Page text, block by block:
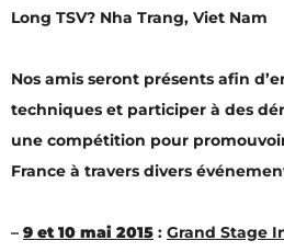
Long TSV? Nha Trang, Viet Nam
Nos amis seront présents afin
techniques et participer à des
une compétition pour
France à travers divers
– 9 et 10 mai 2015 : Grand Stage